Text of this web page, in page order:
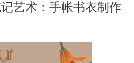
记艺术：手帐书衣制作